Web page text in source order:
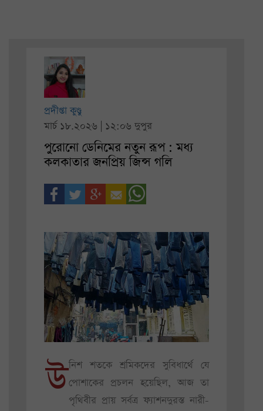
প্রদীপ্তা কুণ্ডু
মার্চ ১৮.২০২৬ | ১২:০৬ দুপুর
পুরোনো ডেনিমের নতুন রূপ : মধ্য
কলকাতার জনপ্রিয় জিন্স গলি
উনিশ শতকে শ্রমিকদের সুবিধার্থে যে
পোশাকের প্রচলন হয়েছিল, আজ তা
পৃথিবীর প্রায় সর্বত্র ফ্যাশনদুরস্ত নারী-